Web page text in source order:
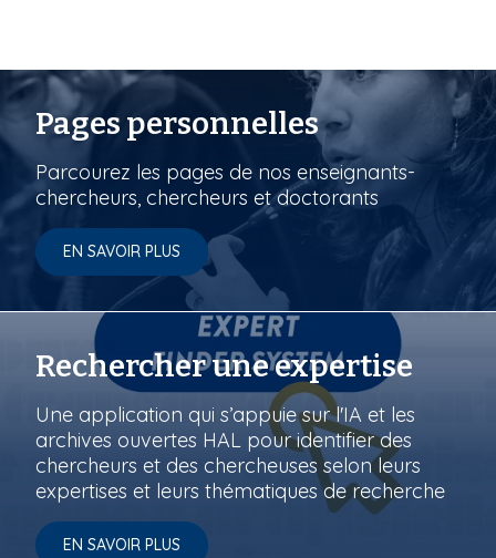
Pages personnelles
Parcourez les pages de nos enseignants-
chercheurs, chercheurs et doctorants
EN SAVOIR PLUS
Rechercher une expertise
Une application qui s’appuie sur l'IA et les
archives ouvertes HAL pour identifier des
chercheurs et des chercheuses selon leurs
expertises et leurs thématiques de recherche
EN SAVOIR PLUS